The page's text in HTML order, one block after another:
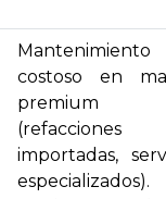
Mantenimiento
costoso en
premium
(refacciones
importadas,
especializados).